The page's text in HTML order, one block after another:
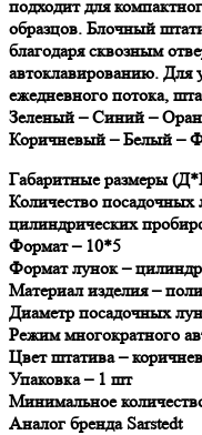
подходит для
образцов. Блочный
благодаря сквозным
автоклавированию. Для
ежедневного потока,
Зеленый – Синий –
Коричневый – Белый –
Габаритные размеры
Количество посадочных
цилиндрических
Формат – 10*5
Формат лунок –
Материал изделия –
Диаметр посадочных
Режим многократного
Цвет штатива –
Упаковка – 1 шт
Минимальное
Аналог бренда Sarstedt